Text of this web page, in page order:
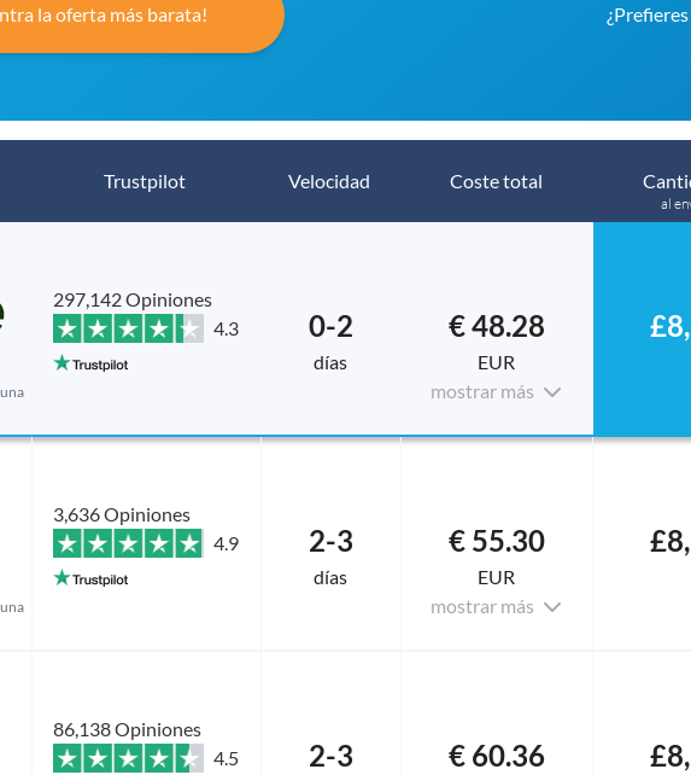
la oferta más barata!
Trustpilot Velocidad Coste total
al
297,142 Opiniones
4.3
0-2
días
€ 48.28
EUR
mostrar más
3,636 Opiniones
4.9
2-3
días
€ 55.30
EUR
mostrar más
86,138 Opiniones
4.5
2-3 € 60.36